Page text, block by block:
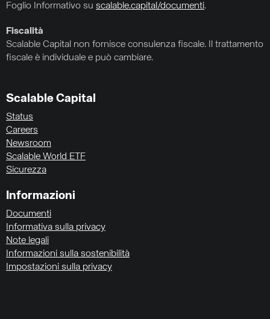
Foglio Informativo su scalable.capital/documenti.
Fiscalità
Scalable Capital non fornisce consulenza fiscale. Il trattamento
fiscale è individuale e può cambiare.
Scalable Capital
Status
Careers
Newsroom
Scalable World ETF
Sicurezza
Informazioni
Documenti
Informativa sulla privacy
Note legali
Informazioni sulla sostenibilità
Impostazioni sulla privacy